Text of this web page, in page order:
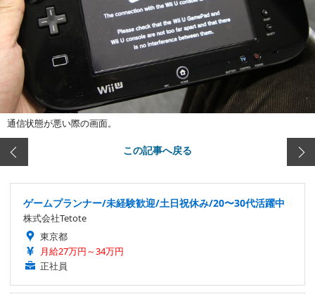
通信状態が悪い際の画面。
この記事へ戻る
ゲームプランナー/未経験歓迎/土日祝休み/20〜30代活躍中
株式会社Tetote
東京都
月給27万円～34万円
正社員